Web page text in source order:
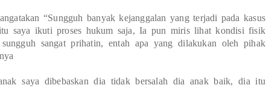
“Sungguh banyak kejanggalan yang terjadi pada kasus
saya ikuti proses hukum saja,Ia pun miris lihat kondisi fisik
sangat prihatin, entah apa yang dilakukan oleh pihak
saya dibebaskan dia tidak bersalah dia anak baik, dia itu